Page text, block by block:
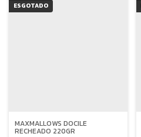
ESGOTADO
MAXMALLOWS DOCILE
RECHEADO 220GR